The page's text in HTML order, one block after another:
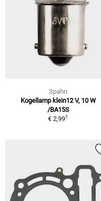
Spahn
Kogellamp klein12 V, 10 W
/BA15S
€ 2,991